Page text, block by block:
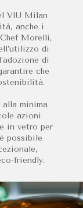
VIU Milan
anche i
Morelli,
di
di
che
minima
azioni
in vetro per
possibile
friendly.